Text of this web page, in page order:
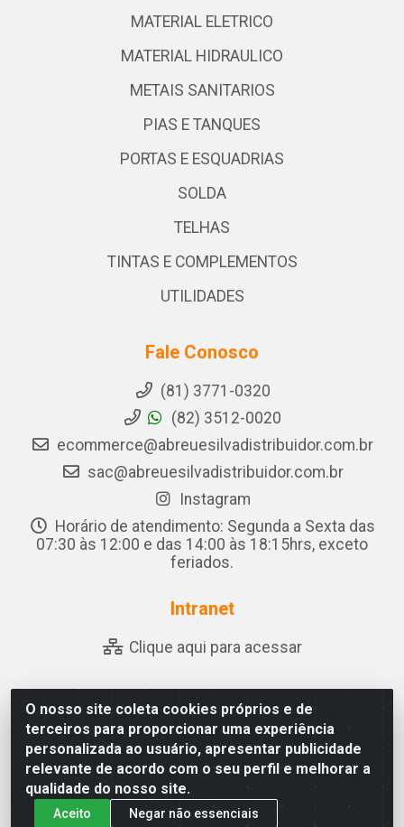
O nosso site coleta cookies próprios e de
terceiros para proporcionar uma experiência
personalizada ao usuário, apresentar publicidade
relevante de acordo com o seu perfil e melhorar a
qualidade do nosso site.
Aceito Negar não essenciais
MATERIAL ELETRICO
MATERIAL HIDRAULICO
METAIS SANITARIOS
PIAS E TANQUES
PORTAS E ESQUADRIAS
SOLDA
TELHAS
TINTAS E COMPLEMENTOS
UTILIDADES
Fale Conosco
(81) 3771-0320
(82) 3512-0020
ecommerce@abreuesilvadistribuidor.com.br
sac@abreuesilvadistribuidor.com.br
Instagram
Horário de atendimento: Segunda a Sexta das
07:30 às 12:00 e das 14:00 às 18:15hrs, exceto
feriados.
Intranet
Clique aqui para acessar
Abreu & Silva - Rua Padre Jose de Souza Leite, 265 - Ariado,
Olho D'Água das Flores/AL - CEP 57.442-000 - CNPJ
04.790.656/0001-06